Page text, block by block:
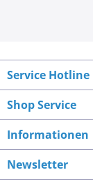
Service Hotline
Shop Service
Informationen
Newsletter